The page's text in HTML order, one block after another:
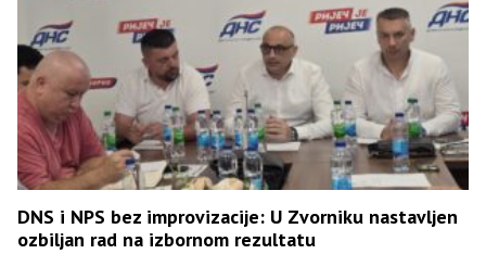
DNS i NPS bez improvizacije: U Zvorniku nastavljen
ozbiljan rad na izbornom rezultatu